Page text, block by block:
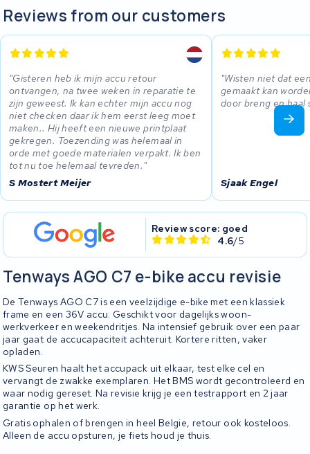
Reviews from our customers
Gisteren heb ik mijn accu retour
ontvangen, na twee weken in reparatie te
zijn geweest. Ik kan echter mijn accu nog
niet checken daar ik hem eerst leeg moet
maken.. Hij heeft een nieuwe printplaat
gekregen. Toezending was helemaal in
orde met goede materialen verpakt. Ik ben
tot nu toe helemaal tevreden.
S Mostert Meijer
Wisten niet dat
gemaakt kan
door breng en haal
Sjaak Engel
Review score: goed
4.6/5
Tenways AGO C7 e-bike accu revisie
De Tenways AGO C7 is een veelzijdige e-bike met een klassiek
frame en een 36V accu. Geschikt voor dagelijks woon-
werkverkeer en weekendritjes. Na intensief gebruik over een paar
jaar gaat de accucapaciteit achteruit. Kortere ritten, vaker
opladen.
KWS Seuren haalt het accupack uit elkaar, test elke cel en
vervangt de zwakke exemplaren. Het BMS wordt gecontroleerd en
waar nodig gereset. Na revisie krijg je een testrapport en 2 jaar
garantie op het werk.
Gratis ophalen of brengen in heel Belgie, retour ook kosteloos.
Alleen de accu opsturen, je fiets houd je thuis.